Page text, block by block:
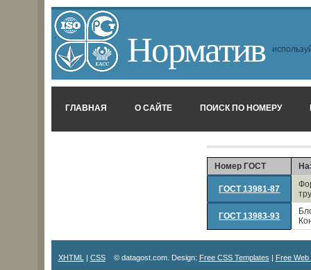
Норматив
ГЛАВНАЯ О САЙТЕ ПОИСК ПО НОМЕРУ
Номер ГОСТ
ГОСТ 13981-87
ГОСТ 13983-93
XHTML | CSS© datagost.com. Design: Free CSS Templates | Free Web